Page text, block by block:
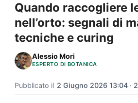
Quando raccogliere
nell’orto: segnali di
tecniche e curing
Alessio Mori
ESPERTO DI BOTANICA
Pubblicato il 2 Giugno 2026 13:04 ·